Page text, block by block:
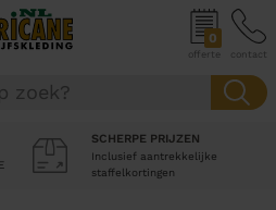
0
offerte contact
SCHERPE PRIJZEN
Inclusief aantrekkelijke
staffelkortingen